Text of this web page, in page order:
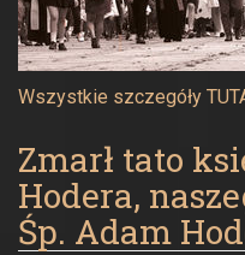
Wszystkie szczegóły
Zmarł tato
Hodera,
Śp. Adam